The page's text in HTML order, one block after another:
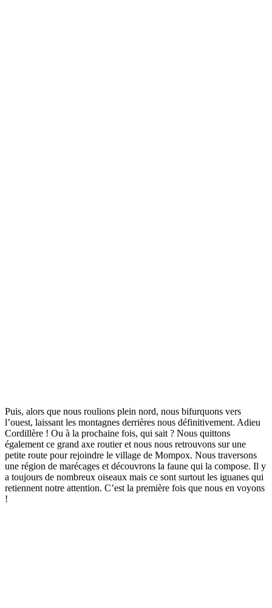
Puis, alors que nous roulions plein nord, nous bifurquons vers
l’ouest, laissant les montagnes derrières nous définitivement. Adieu
Cordillère ! Ou à la prochaine fois, qui sait ? Nous quittons
également ce grand axe routier et nous nous retrouvons sur une
petite route pour rejoindre le village de Mompox. Nous traversons
une région de marécages et découvrons la faune qui la compose. Il y
a toujours de nombreux oiseaux mais ce sont surtout les iguanes qui
retiennent notre attention. C’est la première fois que nous en voyons
!